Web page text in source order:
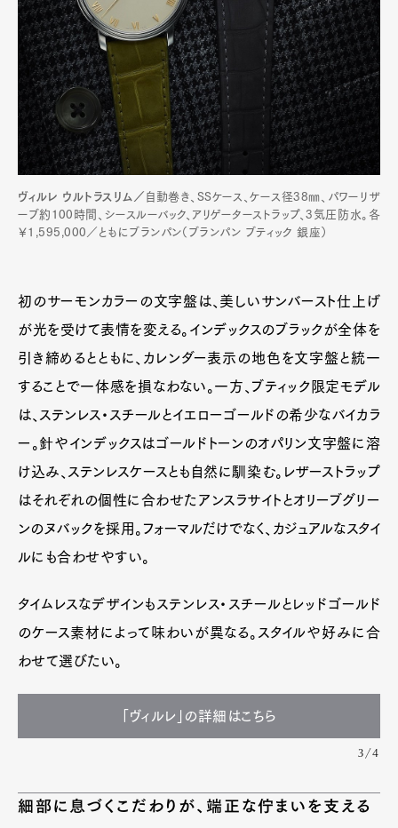
ヴィルレ ウルトラスリム／ 自動巻き、SSケース、ケース径38㎜、パワーリザ
ーブ約100時間、シースルーバック、アリゲーターストラップ、3気圧防水。各
￥1,595,000／ともにブランパン（ブランパン ブティック 銀座）
初のサーモンカラーの文字盤は、美しいサンバースト仕上げ
が光を受けて表情を変える。インデックスのブラックが全体を
引き締めるとともに、カレンダー表示の地色を文字盤と統一
することで一体感を損なわない。一方、ブティック限定モデル
は、ステンレス・スチールとイエローゴールドの希少なバイカラ
ー。針やインデックスはゴールドトーンのオパリン文字盤に溶
け込み、ステンレスケースとも自然に馴染む。レザーストラップ
はそれぞれの個性に合わせたアンスラサイトとオリーブグリー
ンのヌバックを採用。フォーマルだけでなく、カジュアルなスタイ
ルにも合わせやすい。
タイムレスなデザインもステンレス・スチールとレッドゴールド
のケース素材によって味わいが異なる。スタイルや好みに合
わせて選びたい。
「ヴィルレ」の詳細はこちら
3/4
細部に息づくこだわりが、端正な佇まいを支える